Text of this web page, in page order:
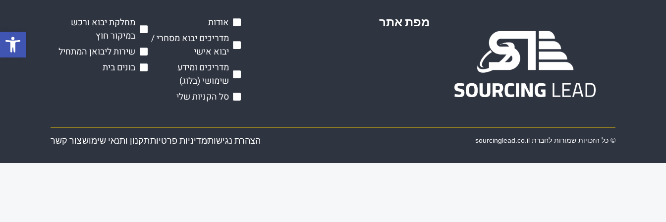
פתח
מפת אתר
אודות
מדריכים יבוא מסחרי /
יבוא אישי
מדריכים ומידע
שימושי (בלוג)
סל הקניות שלי
מחלקת יבוא ורכש
במיקור חוץ
שירות ליבואן המתחיל
בונים בית
© כל הזכויות שמורות לחברת sourcinglead.co.il הצהרת נגישותמדיניות פרטיותתקנון ותנאי שימושצור קשר